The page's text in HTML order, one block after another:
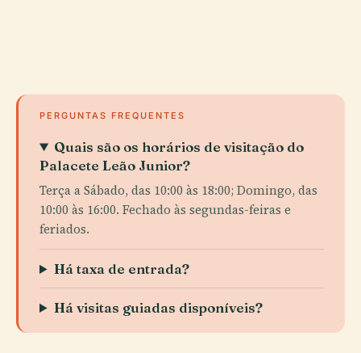
PERGUNTAS FREQUENTES
Quais são os horários de visitação do
Palacete Leão Junior?
Terça a Sábado, das 10:00 às 18:00; Domingo, das
10:00 às 16:00. Fechado às segundas-feiras e
feriados.
Há taxa de entrada?
Há visitas guiadas disponíveis?